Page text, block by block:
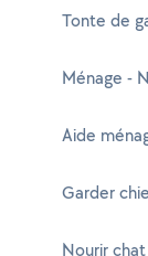
Tonte de
Ménage -
Aide
Garder
Nourir chat